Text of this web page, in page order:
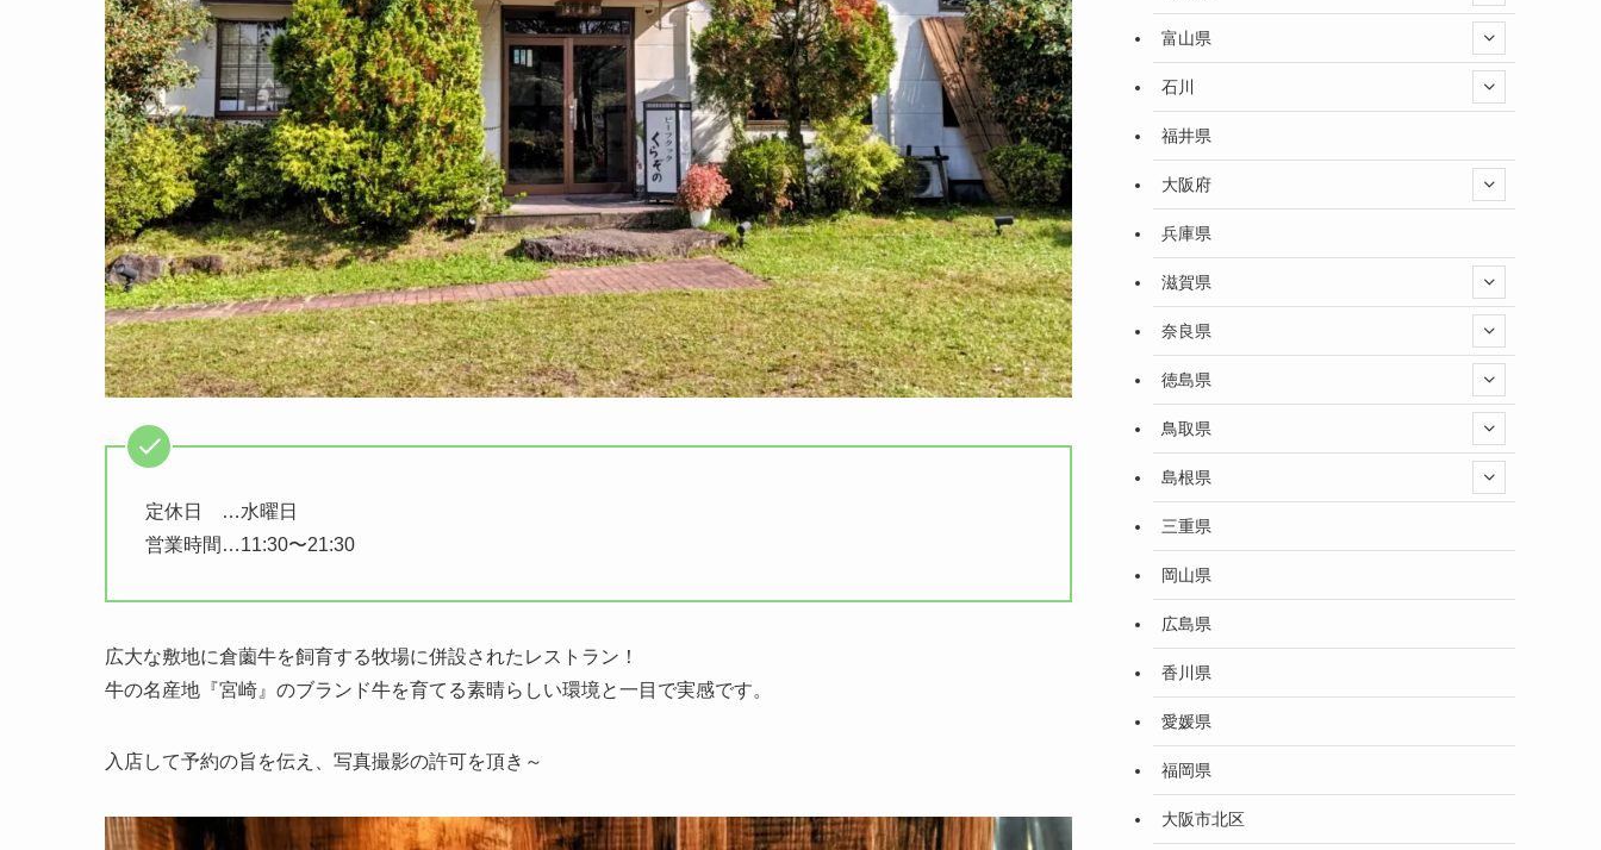
定休日 …水曜日
営業時間…11:30〜21:30
広大な敷地に倉薗牛を飼育する牧場に併設されたレストラン！
牛の名産地『宮崎』のブランド牛を育てる素晴らしい環境と一目で実感です。
入店して予約の旨を伝え、写真撮影の許可を頂き～
富山県
石川
福井県
大阪府
兵庫県
滋賀県
奈良県
徳島県
鳥取県
島根県
三重県
岡山県
広島県
香川県
愛媛県
福岡県
大阪市北区